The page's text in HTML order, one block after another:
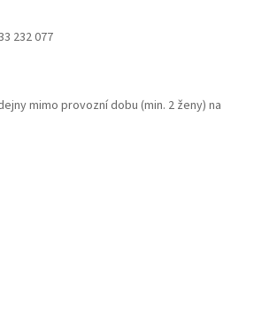
232 077
mimo provozní dobu (min. 2 ženy) na